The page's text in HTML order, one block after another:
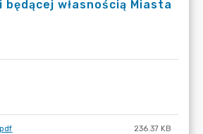
własnością Miasta
236.37 KB